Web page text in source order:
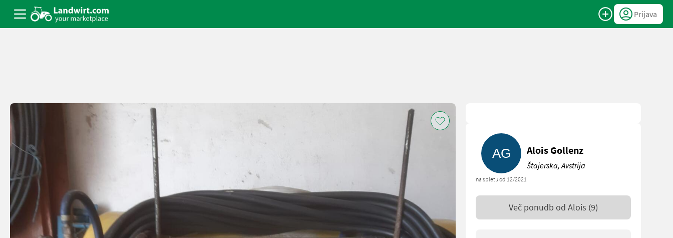
Prijava
na spletu od 12/2021
Alois Gollenz
Štajerska, Avstrija
Več ponudb od Alois (9)